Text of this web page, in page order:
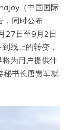
（中国国际
，同时公布
27日至9月2日
线上的转变，
为用户提供什
秘书长唐贾军就